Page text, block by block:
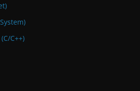
C++)